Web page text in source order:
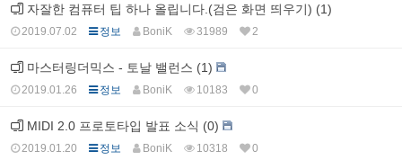
자잘한 컴퓨터 팁 하나 올립니다.(검은 화면 띄우기) (1)
2019.07.02 정보 BoniK 31989 2
마스터링더믹스 - 토날 밸런스 (1)
2019.01.26 정보 BoniK 10183 0
MIDI 2.0 프로토타입 발표 소식 (0)
2019.01.20 정보 BoniK 10318 0